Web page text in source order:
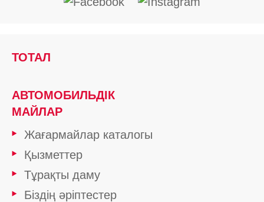
ТОТАЛ
АВТОМОБИЛЬДІК
МАЙЛАР
Жағармайлар каталогы
Қызметтер
Тұрақты даму
Біздің әріптестер